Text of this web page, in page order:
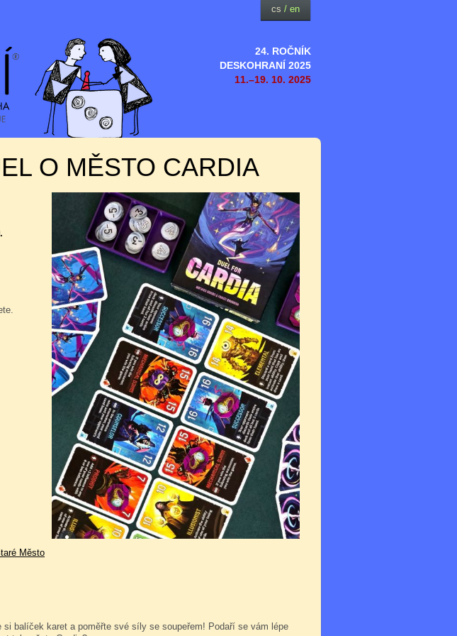
24. ROČNÍK
DESKOHRANÍ 2025
11.–19. 10. 2025
cs / en
O MĚSTO CARDIA
Město
si balíček karet a poměřte své síly se soupeřem! Podaří se vám lépe